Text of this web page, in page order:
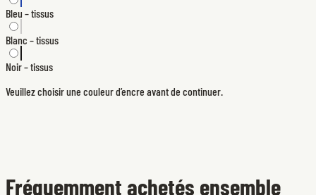
Bleu – tissus
Blanc – tissus
Noir – tissus
Veuillez choisir une couleur d’encre avant de continuer.
Fréquemment achetés ensemble